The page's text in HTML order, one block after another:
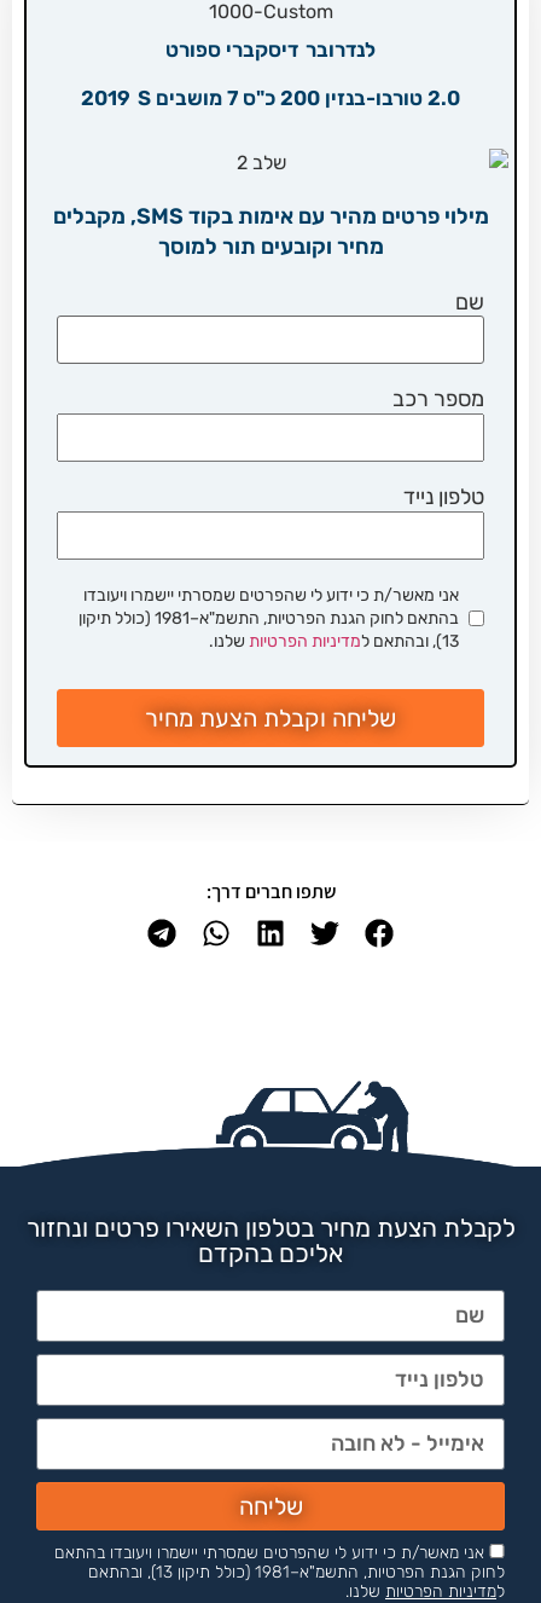
לנדרובר דיסקברי ספורט
2.0 טורבו-בנזין 200 כ"ס 7 מושבים S
2019
מילוי פרטים מהיר עם אימות בקוד SMS, מקבלים
מחיר וקובעים תור למוסך
שם
מספר רכב
טלפון נייד
אני מאשר/ת כי ידוע לי שהפרטים שמסרתי יישמרו ויעובדו
בהתאם לחוק הגנת הפרטיות, התשמ"א–1981 (כולל תיקון
13), ובהתאם ל
מדיניות הפרטיות שלנו.
שליחה וקבלת הצעת מחיר
שתפו חברים דרך:
לקבלת הצעת מחיר בטלפון השאירו פרטים ונחזור
אליכם בהקדם
אני מאשר/ת כי ידוע לי שהפרטים שמסרתי יישמרו ויעובדו בהתאם
לחוק הגנת הפרטיות, התשמ"א–1981 (כולל תיקון 13), ובהתאם
למדיניות הפרטיות שלנו.
שליחה